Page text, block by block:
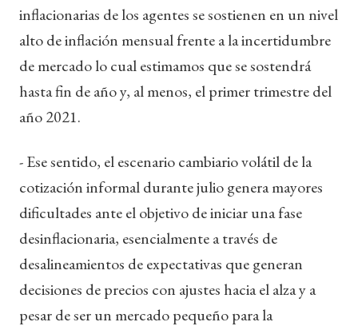
inflacionarias de los agentes se sostienen en un nivel
alto de inflación mensual frente a la incertidumbre
de mercado lo cual estimamos que se sostendrá
hasta fin de año y, al menos, el primer trimestre del
año 2021.
- Ese sentido, el escenario cambiario volátil de la
cotización informal durante julio genera mayores
dificultades ante el objetivo de iniciar una fase
desinflacionaria, esencialmente a través de
desalineamientos de expectativas que generan
decisiones de precios con ajustes hacia el alza y a
pesar de ser un mercado pequeño para la